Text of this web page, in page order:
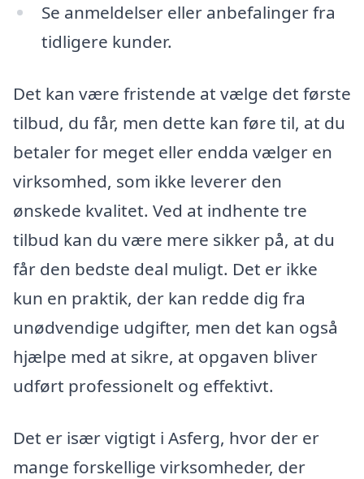
Se anmeldelser eller anbefalinger fra
tidligere kunder.
Det kan være fristende at vælge det første
tilbud, du får, men dette kan føre til, at du
betaler for meget eller endda vælger en
virksomhed, som ikke leverer den
ønskede kvalitet. Ved at indhente tre
tilbud kan du være mere sikker på, at du
får den bedste deal muligt. Det er ikke
kun en praktik, der kan redde dig fra
unødvendige udgifter, men det kan også
hjælpe med at sikre, at opgaven bliver
udført professionelt og effektivt.
Det er især vigtigt i Asferg, hvor der er
mange forskellige virksomheder, der